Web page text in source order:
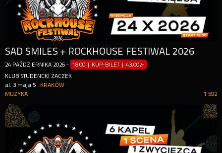
SAD SMILES + ROCKHOUSE FESTIWAL 2026
24 PAŹDZIERNIKA 2026 - 18:00 | KUP-BILET |43.00zł
KLUB STUDENCKI ŻACZEK
al. 3 maja 5
KRAKÓW
1 592
MUZYKA